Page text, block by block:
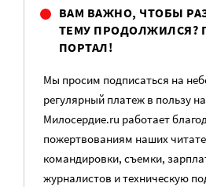
ВАМ ВАЖНО, ЧТОБЫ
ТЕМУ ПРОДОЛЖИЛСЯ?
ПОРТАЛ!
Мы просим подписаться на
регулярный платеж в пользу
Милосердие.ru работает
пожертвованиям наших
командировки, съемки,
журналистов и техническую